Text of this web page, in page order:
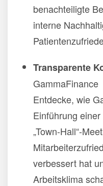
benachteiligte
interne
Transparente
GammaFinance
Entdecke, wie
Einführung einer
„Town-Hall“-
verbessert hat
Arbeitsklima